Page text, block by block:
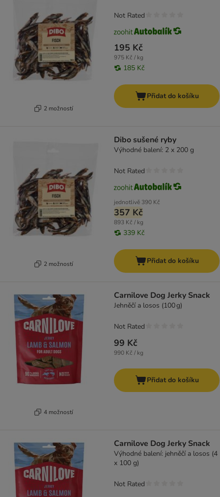
2 možností
195 Kč
975 Kč / kg
185 Kč
Not Rated
Přidat do košíku
2 možností
Dibo sušené ryby
Výhodné balení: 2 x 200 g
jednotlivě 390 Kč
357 Kč
893 Kč / kg
339 Kč
Not Rated
Přidat do košíku
4 možností
Carnilove Dog Jerky Snack
Jehněčí a losos (100 g)
99 Kč
990 Kč / kg
Not Rated
Přidat do košíku
Carnilove Dog Jerky Snack
Výhodné balení: jehněčí a losos (4
x 100 g)
Not Rated